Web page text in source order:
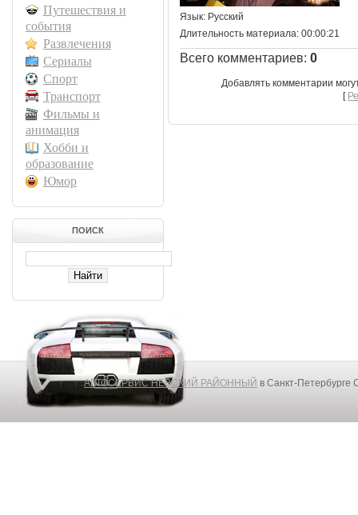
Путешествия и
события
Развлечения
Сериалы
Спорт
Транспорт
Фильмы и
анимация
Хобби и
образование
Юмор
ПОИСК
Язык: Русский
Длительность материала: 00:00:21
Всего комментариев: 0
Добавлять комментарии
[
АВТОСЕРВИС НЕВСКИЙ РАЙОННЫЙ в Санкт-Петербурге